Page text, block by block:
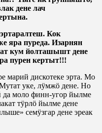
дене лач
Кок
яра пуреда. Изарнян
кум йолташышт дене
пурен кертыт!!!
марий дискотеке эрта. Мо
уке, лӱмжӧ дене. Но
моло финн-угор йылме
тӱрлӧ йылме дене
семӱзгар дене эреак